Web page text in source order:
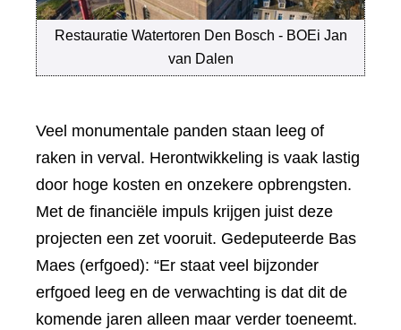
Restauratie Watertoren Den Bosch - BOEi Jan
van Dalen
Veel monumentale panden staan leeg of
raken in verval. Herontwikkeling is vaak lastig
door hoge kosten en onzekere opbrengsten.
Met de financiële impuls krijgen juist deze
projecten een zet vooruit. Gedeputeerde Bas
Maes (erfgoed): “Er staat veel bijzonder
erfgoed leeg en de verwachting is dat dit de
komende jaren alleen maar verder toeneemt.